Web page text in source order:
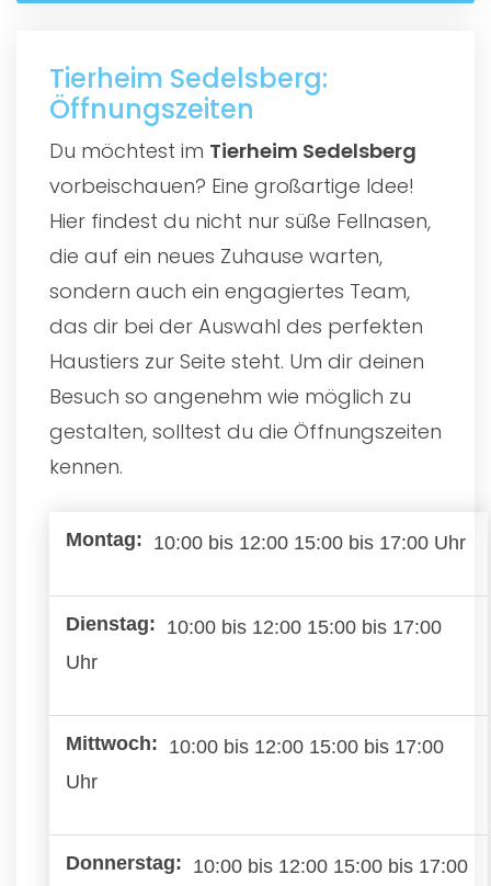
Tierheim Sedelsberg:
Öffnungszeiten
Du möchtest im Tierheim Sedelsberg
vorbeischauen? Eine großartige Idee!
Hier findest du nicht nur süße Fellnasen,
die auf ein neues Zuhause warten,
sondern auch ein engagiertes Team,
das dir bei der Auswahl des perfekten
Haustiers zur Seite steht. Um dir deinen
Besuch so angenehm wie möglich zu
gestalten, solltest du die Öffnungszeiten
kennen.
10:00 bis 12:00 15:00 bis 17:00 Uhr
10:00 bis 12:00 15:00 bis 17:00
Uhr
10:00 bis 12:00 15:00 bis 17:00
Uhr
10:00 bis 12:00 15:00 bis 17:00